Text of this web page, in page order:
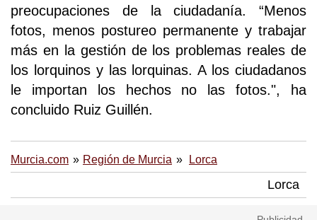
preocupaciones de la ciudadanía. “Menos
fotos, menos postureo permanente y trabajar
más en la gestión de los problemas reales de
los lorquinos y las lorquinas. A los ciudadanos
le importan los hechos no las fotos.", ha
concluido Ruiz Guillén.
Murcia.com Región de Murcia Lorca
Lorca